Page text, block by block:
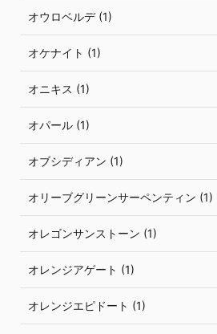
オウロベルデ (1)
オケナイト (1)
オニキス (1)
オパール (1)
オブシディアン (1)
オリーブグリーンサーペンティン (1)
オレゴンサンストーン (1)
オレンジアゲート (1)
オレンジエピドート (1)